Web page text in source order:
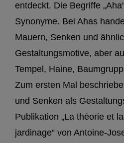
entdeckt. Die Begriffe
Synonyme. Bei Ahas
Mauern, Senken und
Gestaltungsmotive, aber
Tempel, Haine,
Zum ersten Mal
und Senken als
Publikation „La théorie et
jardinage“ von Antoine-